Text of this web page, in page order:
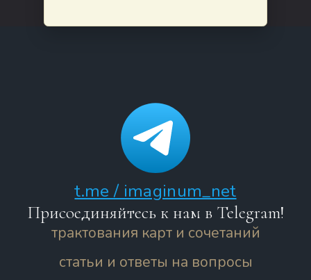
t.me / imaginum_net
Присоединяйтесь к нам в Telegram!
трактования карт и сочетаний
статьи и ответы на вопросы